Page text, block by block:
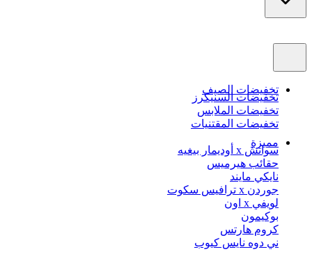
تخفيضات الصيف
تخفيضات السنيكرز
تخفيضات الملابس
تخفيضات المقتنيات
مميزة
سواتش x أوديمار بيغيه
حقائب هيرميس
نايكي مايند
جوردن x ترافيس سكوت
لويفي x اون
بوكيمون
كروم هارتس
ني دوه نايس كيوب